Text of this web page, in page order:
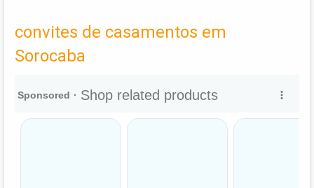
convites de casamentos em
Sorocaba